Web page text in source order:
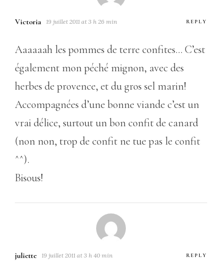
Victoria 19 juillet 2011 at 3 h 26 min REPLY
Aaaaaah les pommes de terre confites… C’est
également mon péché mignon, avec des
herbes de provence, et du gros sel marin!
Accompagnées d’une bonne viande c’est un
vrai délice, surtout un bon confit de canard
(non non, trop de confit ne tue pas le confit
^^).
Bisous!
juliette 19 juillet 2011 at 3 h 40 min REPLY